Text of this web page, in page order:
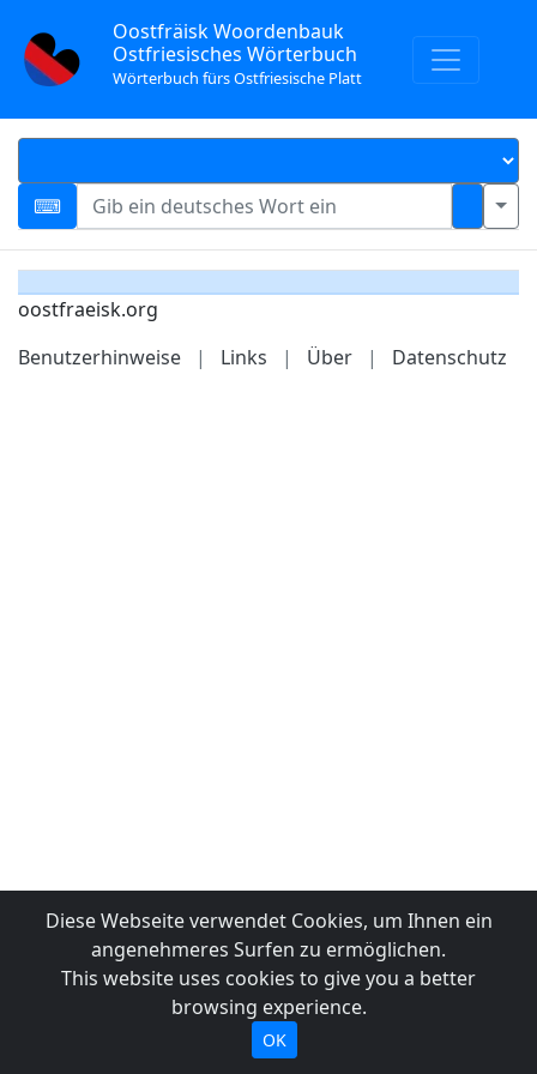
Oostfräisk Woordenbauk
Ostfriesisches Wörterbuch
Wörterbuch fürs Ostfriesische Platt
oostfraeisk.org
Benutzerhinweise
| Links | Über | Datenschutz
Diese Webseite verwendet Cookies, um Ihnen ein
angenehmeres Surfen zu ermöglichen.
This website uses cookies to give you a better
browsing experience.
OK